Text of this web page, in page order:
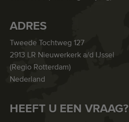
ADRES
Tweede Tochtweg 127
2913 LR Nieuwerkerk a/d IJssel
(Regio Rotterdam)
Nederland
HEEFT U EEN VRAAG?